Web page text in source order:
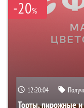
-20%
12:20:04
Торты, пирожные и